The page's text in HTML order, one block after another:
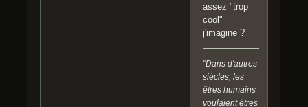
assez "trop
cool"
j'imagine ?
"Dans d'autres
siècles, les
êtres humains
voulaient êtres